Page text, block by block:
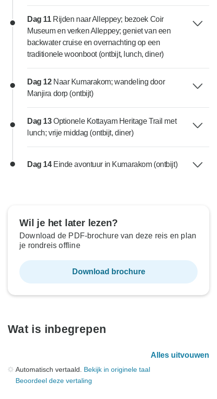
Dag 11 Rijden naar Alleppey; bezoek Coir
Museum en verken Alleppey; geniet van een
backwater cruise en overnachting op een
traditionele woonboot (ontbijt, lunch, diner)
Dag 12 Naar Kumarakom; wandeling door
Manjira dorp (ontbijt)
Dag 13Optionele Kottayam Heritage Trail met
lunch; vrije middag (ontbijt, diner)
Dag 14 Einde avontuur in Kumarakom (ontbijt)
Wil je het later lezen?
Download de PDF-brochure van deze reis en plan
je rondreis offline
Download brochure
Wat is inbegrepen
Alles uitvouwen
Automatisch vertaald. Bekijk in originele taal
Beoordeel deze vertaling